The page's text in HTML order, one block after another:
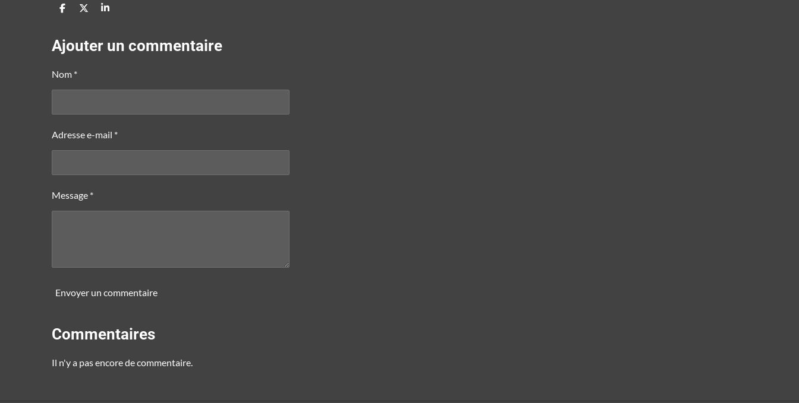
P
t
a
r
P
t
a
P
a
Ajouter un commentaire
Nom *
Adresse e-mail *
Message *
Envoyer un commentaire
Commentaires
Il n'y a pas encore de commentaire.